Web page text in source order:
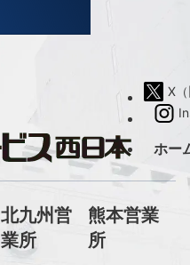
X
ホー
北九州営
業所
熊本営業
所